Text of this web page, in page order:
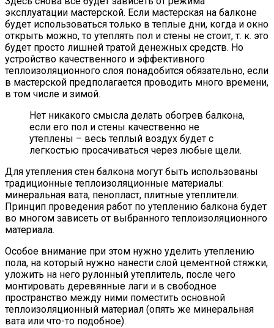
эксплуатации мастерской. Если мастерская на балконе
будет использоваться только в теплые дни, когда и окно
открыть можно, то утеплять пол и стены не стоит, т. к. это
будет просто лишней тратой денежных средств. Но
устройство качественного и эффективного
теплоизоляционного слоя понадобится обязательно, если
в мастерской предполагается проводить много времени,
в том числе и зимой.
Нет никакого смысла делать обогрев балкона,
если его пол и стены качественно не
утеплены – весь теплый воздух будет с
легкостью просачиваться через любые щели.
Для утепления стен балкона могут быть использованы
традиционные теплоизоляционные материалы:
минеральная вата, пенопласт, плитные утеплители.
Принцип проведения работ по утеплению балкона будет
во многом зависеть от выбранного теплоизоляционного
материала.
Особое внимание при этом нужно уделить утеплению
пола, на который нужно нанести слой цементной стяжки,
уложить на него рулонный утеплитель, после чего
монтировать деревянные лаги и в свободное
пространство между ними поместить основной
теплоизоляционный материал (опять же минеральная
вата или что-то подобное).